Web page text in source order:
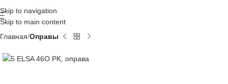
Skip to navigation
Skip to main content
Главная Оправы